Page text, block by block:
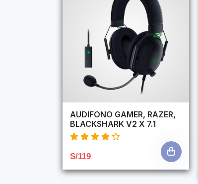
AUDIFONO GAMER, RAZER,
BLACKSHARK V2 X 7.1
S/119